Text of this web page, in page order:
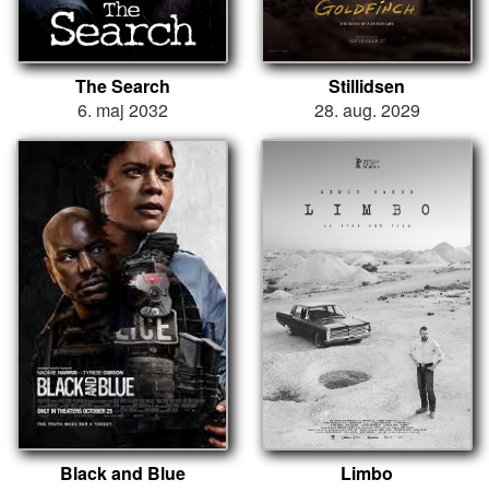
The Search
6. maj 2032
Stillidsen
28. aug. 2029
Black and Blue
Limbo